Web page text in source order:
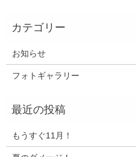
お知らせ
フォトギャラリー
もうすぐ11月！